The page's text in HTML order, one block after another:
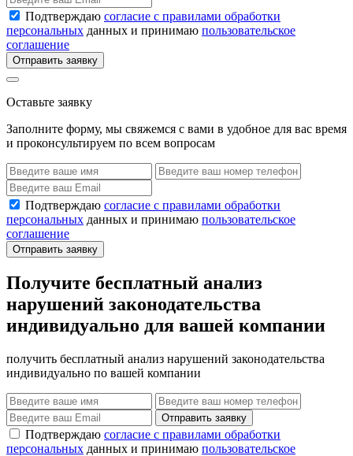
Подтверждаю согласие с правилами обработки
персональных данных и принимаю пользовательское
соглашение
Отправить заявку
Оставьте заявку
Заполните форму, мы свяжемся с вами в удобное для вас время
и проконсультируем по всем вопросам
Подтверждаю согласие с правилами обработки
персональных данных и принимаю пользовательское
соглашение
Отправить заявку
Получите бесплатный анализ
нарушений законодательства
индивидуально для вашей компании
получить бесплатный анализ нарушений законодательства
индивидуально по вашей компании
Отправить заявку
Подтверждаю согласие с правилами обработки
персональных данных и принимаю пользовательское